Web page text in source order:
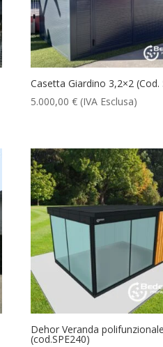
Casetta Giardino 3,2×2 (Cod.
5.000,00€ (IVA Esclusa)
Dehor Veranda
(cod.SPE240)